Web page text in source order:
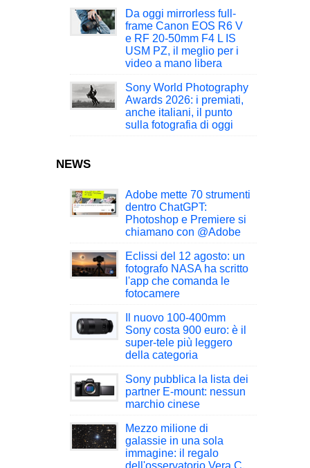
Da oggi mirrorless full-
frame Canon EOS R6 V
e RF 20-50mm F4 L IS
USM PZ, il meglio per i
video a mano libera
Sony World Photography
Awards 2026: i premiati,
anche italiani, il punto
sulla fotografia di oggi
NEWS
Adobe mette 70 strumenti
dentro ChatGPT:
Photoshop e Premiere si
chiamano con @Adobe
Eclissi del 12 agosto: un
fotografo NASA ha scritto
l'app che comanda le
fotocamere
Il nuovo 100-400mm
Sony costa 900 euro: è il
super-tele più leggero
della categoria
Sony pubblica la lista dei
partner E-mount: nessun
marchio cinese
Mezzo milione di
galassie in una sola
immagine: il regalo
dell'osservatorio Vera C.